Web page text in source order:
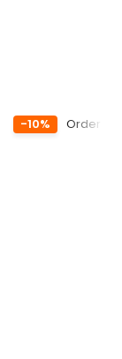
-10% Order